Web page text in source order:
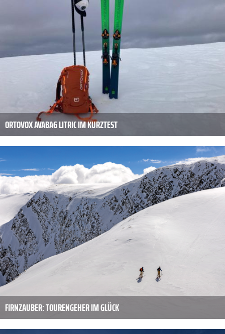
ORTOVOX AVABAG LITRIC IM KURZTEST
FIRNZAUBER: TOURENGEHER IM GLÜCK